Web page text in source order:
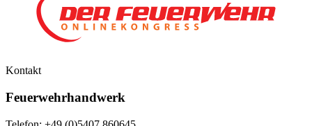
Kontakt
Feuerwehrhandwerk